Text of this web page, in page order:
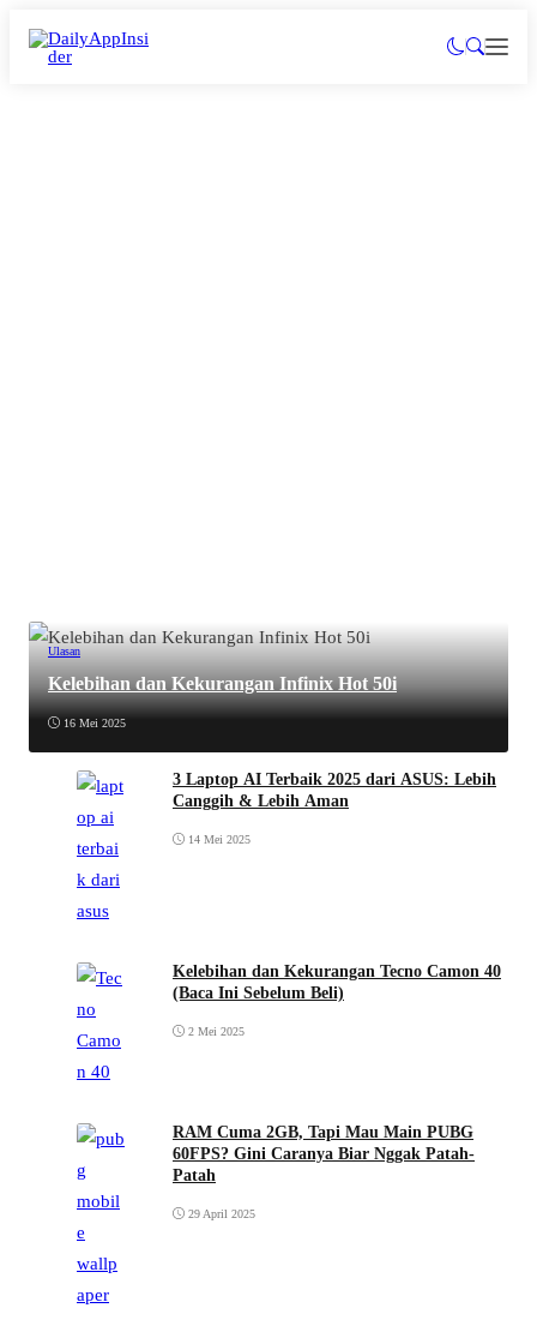
Ulasan
Kelebihan dan Kekurangan Infinix Hot 50i
16 Mei 2025
3 Laptop AI Terbaik 2025 dari ASUS: Lebih
Canggih & Lebih Aman
14 Mei 2025
Kelebihan dan Kekurangan Tecno Camon 40
(Baca Ini Sebelum Beli)
2 Mei 2025
RAM Cuma 2GB, Tapi Mau Main PUBG
60FPS? Gini Caranya Biar Nggak Patah-
Patah
29 April 2025